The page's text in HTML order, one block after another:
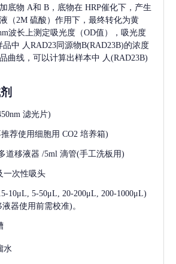
底物 A和 B，底物在 HRP催化下，产生
（2M 硫酸）作用下，最终转化为黄
波长上测定吸光度（OD值），吸光度
品中 人RAD23同源物B(RAD23B)的浓度
曲线，可以计算出样本中 人(RAD23B)
滤光片)
荐使用细胞用 CO2 培养箱)
道移液器 /5ml 滴管(手工洗板用)
一次性吸头
10μL, 5-50μL, 20-200μL, 200-1000μL)
器使用前需校准)。
水